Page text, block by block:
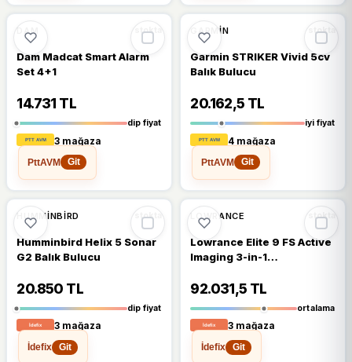
%12
DAM stokta
Dam Madcat Smart Alarm
Set 4+1
14.731 TL
dip fiyat
3 mağaza
PttAVM
Git
%9
GARMIN stokta
Garmin STRIKER Vivid 5cv
Balık Bulucu
20.162,5 TL
iyi fiyat
4 mağaza
PttAVM
Git
%11
HUMMINBIRD stokta
Humminbird Helix 5 Sonar
G2 Balık Bulucu
20.850 TL
dip fiyat
3 mağaza
İdefix
Git
LOWRANCE stokta
Lowrance Elite 9 FS Active
Imaging 3-in-1
Balık Bulucu+GPS
92.031,5 TL
ortalama
3 mağaza
İdefix
Git